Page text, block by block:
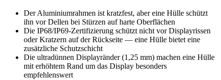
Der Aluminiumrahmen ist kratzfest, aber eine Hülle schützt
ihn vor Dellen bei Stürzen auf harte Oberflächen
Die IP68/IP69-Zertifizierung schützt nicht vor Displayrissen
oder Kratzern auf der Rückseite — eine Hülle bietet eine
zusätzliche Schutzschicht
Die ultradünnen Displayränder (1,25 mm) machen eine Hülle
mit erhöhtem Rand um das Display besonders
empfehlenswert